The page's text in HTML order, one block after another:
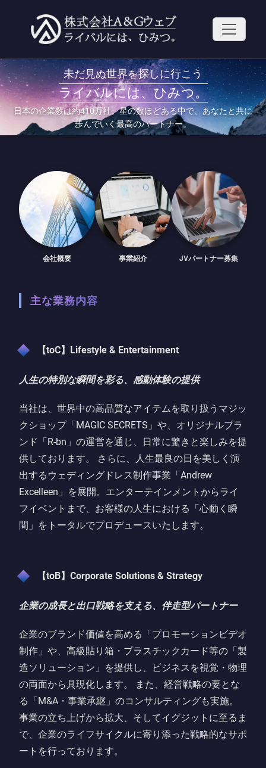
へ
ス
キ
ッ
プ
未だ見ぬ世界を探しに行こう
ライバルには、ひみつ。
日本の企業数は約410万社。星の数ほどある中で、あなたと共に
歩んでいく最高のパートナー。
会社概要 事業紹介 JVパートナー募集
主な業務内容
【toC】Lifestyle & Entertainment
人生の特別な瞬間を彩る、感動体験の提供
当社は、世界中の高品質なアイテムを取り扱う マジッ
クショップ「MAGIC SECRETS」 や、オリジナルブラ
ンド「R-bn 」の運営を通じ、日常に驚きと楽しみを提
供しております。 さらに、人生最良の日を美しく演
出する ウェディングドレス制作事業「Andrew
Excelleen」 を展開。エンターテインメントからライ
フイベントまで、お客様の人生における「心動く瞬
間」をトータルでプロデュースいたします。
【toB】Corporate Solutions & Strategy
企業の成長と出口戦略を支える、伴走型パートナー
企業のブランド価値を高める「プロモーションビデオ
制作」や、高級貼り箱・プラスチックカード等の「製
造ソリューション」を提供し、ビジネスを視覚・物理
の両面から具現化します。 また、経営戦略の要とな
る「M&A・事業承継」のコンサルティングも実施。
事業の立ち上げから拡大、そしてイグジットに至るま
で、企業のライフサイクルに寄り添った戦略的なサポ
ートを行っております。